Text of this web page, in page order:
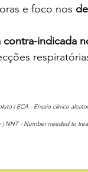
e foco nos
contra-indicada
| ECA - Ensaio clínico
- Number needed to